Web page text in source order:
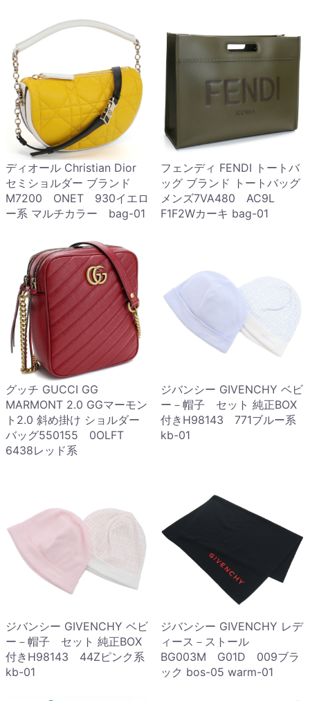
ディオール Christian Dior
セミショルダー ブランド
M7200 ONET 930イエロ
ー系 マルチカラー bag-01
フェンディ FENDI トートバ
ッグ ブランド トートバッグ
メンズ7VA480 AC9L
F1F2Wカーキ bag-01
グッチ GUCCI GG
MARMONT 2.0 GGマーモン
ト2.0 斜め掛け ショルダー
バッグ550155 0OLFT
6438レッド系
ジバンシー GIVENCHY ベビ
ー－帽子 セット 純正BOX
付きH98143 771ブルー系
kb-01
ジバンシー GIVENCHY ベビ
ー－帽子 セット 純正BOX
付きH98143 44Zピンク系
kb-01
ジバンシー GIVENCHY レデ
ィース－ストール
BG003M G01D 009ブラ
ック bos-05 warm-01